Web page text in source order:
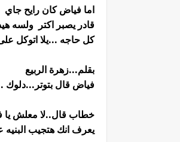
اما فياض كان رايح
قادر يصبر اكتر ولسه
كل حاجه ...يلا اتوكل
بقلم...زهرة الربيع
فياض قال بتوتر...دلوك
خطاب قال..لا معلش يا
يعرف انك هتجيب البنيه